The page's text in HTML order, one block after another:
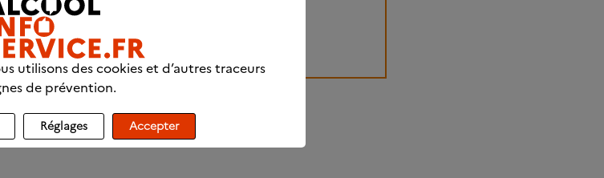
utilisons des cookies et d’autres traceurs
de prévention.
Réglages Accepter